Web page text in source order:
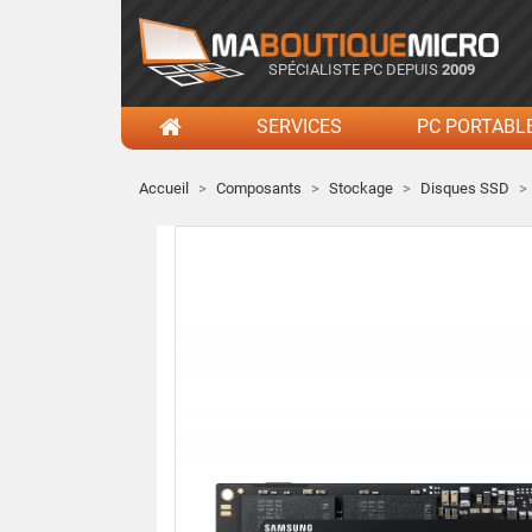
SPÉCIALISTE PC DEPUIS 2009
SERVICES PC
Accueil Composants Stockage Disques SSD